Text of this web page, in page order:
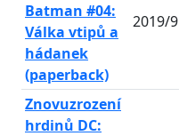
Batman #04:
Válka vtipů a
hádanek
(paperback)
2019/9
Znovuzrození
hrdinů DC: